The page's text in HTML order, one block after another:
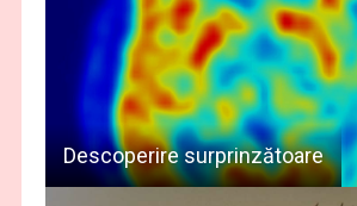
Descoperire surprinzătoare